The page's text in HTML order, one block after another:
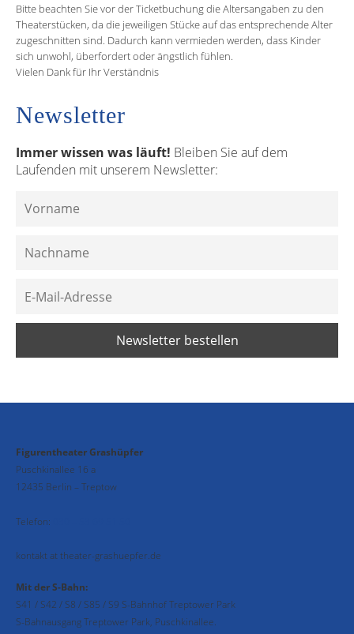
Bitte beachten Sie vor der Ticketbuchung die Altersangaben zu den
Theaterstücken, da die jeweiligen Stücke auf das entsprechende Alter
zugeschnitten sind. Dadurch kann vermieden werden, dass Kinder
sich unwohl, überfordert oder ängstlich fühlen.
Vielen Dank für Ihr Verständnis
Newsletter
Immer wissen was läuft! Bleiben Sie auf dem
Laufenden mit unserem Newsletter:
Figurentheater Grashüpfer
Puschkinallee 16 a
12435 Berlin – Treptow
Telefon:
kontakt at theater-grashuepfer.de
Mit der S-Bahn:
S41 / S42 / S8 / S85 / S9 S-Bahnhof Treptower Park
S-Bahnausgang Treptower Park, Puschkinallee.